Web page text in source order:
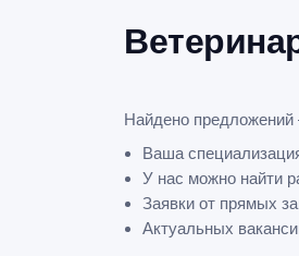
Найдено
Ваша
У нас можно найти
Заявки от прямых
Актуальных